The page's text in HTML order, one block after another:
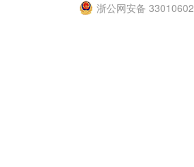
浙公网安备